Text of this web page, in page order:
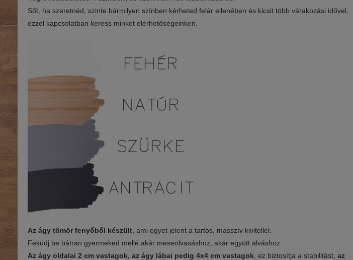
Sőt, ha szeretnéd, szinte bármilyen színben kérheted felár ellenében és kicsit több várakozási idővel,
ezzel kapcsolatban keress minket elérhetőségeinken.
Az ágy tömör fenyőből készült , ami egyet jelent a tartós, masszív kivitellel.
Feküdj be bátran gyermeked mellé akár meseolvasáshoz, akár együtt alváshoz.
Az ágy oldalai 2 cm vastagok, az ágy lábai pedig 4x4 cm vastagok , ez biztosítja a stabilitást,az